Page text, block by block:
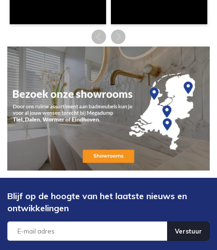
Blijf op de hoogte van het laatste nieuws en
ontwikkelingen
Verstuur